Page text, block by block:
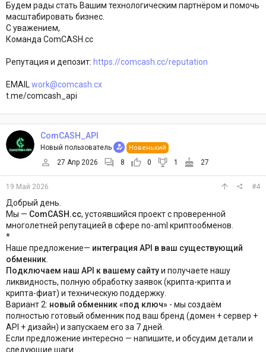
Будем рады стать Вашим технологическим партнёром и помочь
масштабировать бизнес.
С уважением,
Команда ComCASH.cc
Репутация и депозит: https://comcash.cc/reputation
EMAILwork@comcash.cx
t.me/comcash_api
ComCASH_API
Новый пользователь Новенький
27 Апр 2026 8 0 1 27
19 Май 2026 #4
Добрый день.
Мы — ComCASH.cc, устоявшийся проект с проверенной
многолетней репутацией в сфере no-aml криптообменов.
*
Наше предложение— интеграция API в ваш существующий
обменник.
Подключаем наш API к вашему сайтуи получаете нашу
ликвидность, полную обработку заявок (крипта-крипта и
крипта-фиат) и техническую поддержку.
Вариант 2: новый обменник «под ключ» - мы создаём
полностью готовый обменник под ваш бренд (домен + сервер +
API + дизайн) и запускаем его за 7 дней.
Если предложение интересно — напишите, и обсудим детали и
следующие шаги.